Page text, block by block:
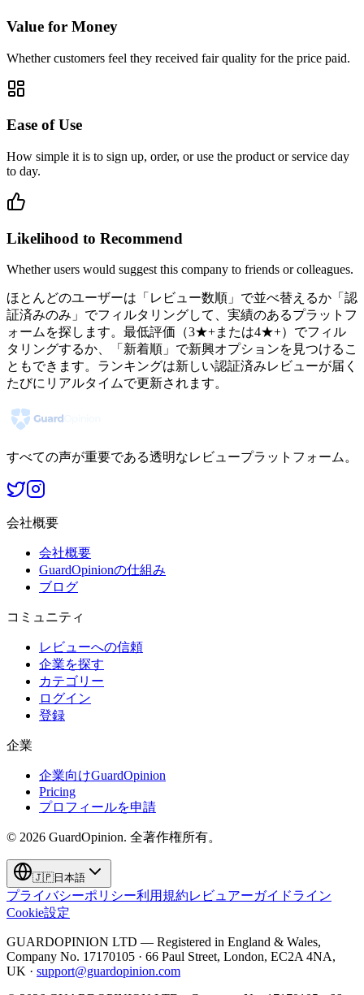
Value for Money
Whether customers feel they received fair quality for the price paid.
Ease of Use
How simple it is to sign up, order, or use the product or service day
to day.
Likelihood to Recommend
Whether users would suggest this company to friends or colleagues.
ほとんどのユーザーは「レビュー数順」で並べ替えるか「認
証済みのみ」でフィルタリングして、実績のあるプラットフ
ォームを探します。最低評価（3★+または4★+）でフィル
タリングするか、「新着順」で新興オプションを見つけるこ
ともできます。ランキングは新しい認証済みレビューが届く
たびにリアルタイムで更新されます。
すべての声が重要である透明なレビュープラットフォーム。
会社概要
会社概要
GuardOpinionの仕組み
ブログ
コミュニティ
レビューへの信頼
企業を探す
カテゴリー
ログイン
登録
企業
企業向けGuardOpinion
Pricing
プロフィールを申請
© 2026 GuardOpinion. 全著作権所有。
🇯🇵日本語
プライバシーポリシー利用規約レビュアーガイドライン
Cookie設定
GUARDOPINION LTD — Registered in England & Wales,
Company No. 17170105 · 66 Paul Street, London, EC2A 4NA,
UK · support@guardopinion.com